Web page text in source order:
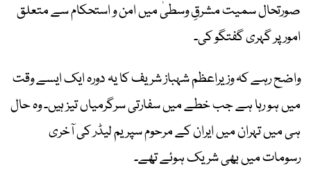
صورتحال سمیت مشرقِ وسطیٰ میں امن و استحکام سے متعلق
امور پر گہری گفتگو کی۔
واضح رہے کہ وزیراعظم شہباز شریف کا یہ دورہ ایک ایسے وقت
میں ہو رہا ہے جب خطے میں سفارتی سرگرمیاں تیز ہیں۔ وہ حال
ہی میں تہران میں ایران کے مرحوم سپریم لیڈر کی آخری
رسومات میں بھی شریک ہوئے تھے۔